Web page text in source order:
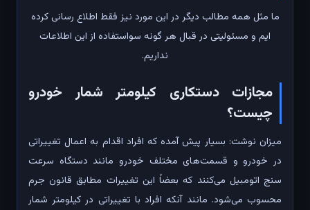
ما مثل همه مطالب دیگر در این مورد نیز فقط اطلاع رسانی کرده
ایم و مسئولیتی در قبال هر گونه سواستفاده از این اطلاعات
نداریم.
مجازات دستکاری کیلومتر شمار خودرو
چیست؟
میزان نوشت: بسیار پیش آمده که افراد اقدام به اعمال تغییراتی
در خودرو و قسمت‌های مختلف خودرو مانند دستگاه سرعت
سنج اتومبیل می‌کنند که بعضاً این تغییرات مطابق قانون جرم
محسوب می‌شود. مانند آنکه افراد با تغییراتی در کیلومتر شمار